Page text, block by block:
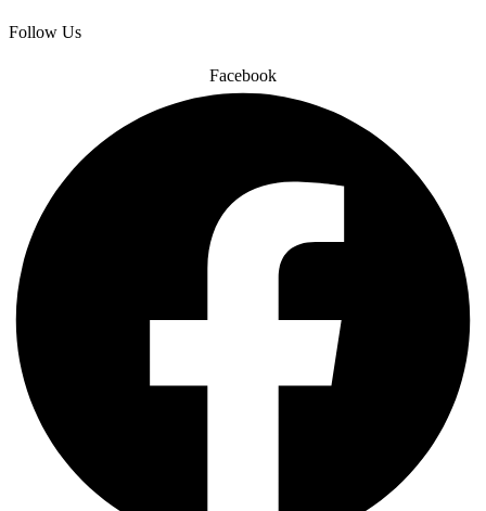
Follow Us
Facebook